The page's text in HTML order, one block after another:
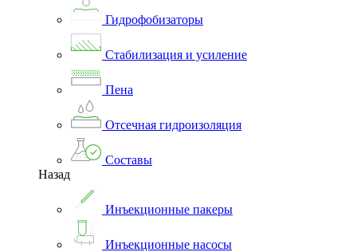
Гидрофобизаторы
Стабилизация и усиление
Пена
Отсечная гидроизоляция
Составы
Назад
Инъекционные пакеры
Инъекционные насосы